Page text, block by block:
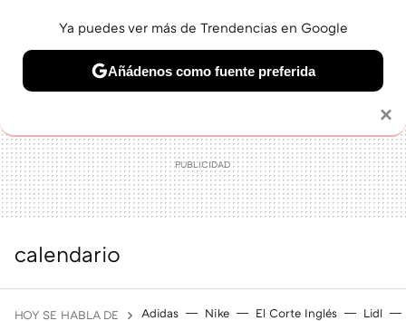
BELLEZA SHOPPING VIAJES GASTRO SNEAKERS
calendario
HOY SE HABLA DE Adidas Nike El Corte Inglés Lidl
×
Ya puedes ver más de Trendencias en Google
Añádenos como fuente preferida